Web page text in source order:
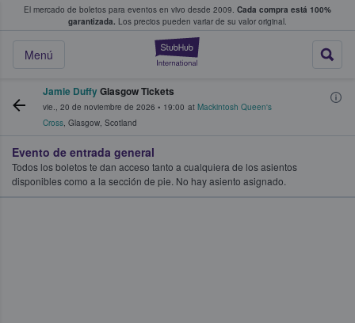
El mercado de boletos para eventos en vivo desde 2009. Cada compra está 100%
garantizada. Los precios pueden variar de su valor original.
StubHub: donde
Menú
fans compran y venden boletos
Jamie DuffyGlasgow Tickets
vie., 20 de noviembre de 2026 • 19:00 at Mackintosh Queen's
Cross, Glasgow, Scotland
Evento de entrada general
Todos los boletos te dan acceso tanto a cualquiera de los asientos
disponibles como a la sección de pie. No hay asiento asignado.